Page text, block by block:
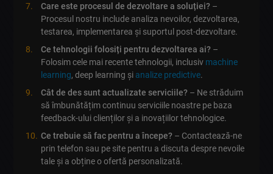
Care este procesul de dezvoltare a soluției? –
Procesul nostru include analiza nevoilor, dezvoltarea,
testarea, implementarea și suportul post-dezvoltare.
Ce tehnologii folosiți pentru dezvoltarea ai? –
Folosim cele mai recente tehnologii, inclusiv machine
learning, deep learning și analize predictive.
Cât de des sunt actualizate serviciile? – Ne străduim
să îmbunătățim continuu serviciile noastre pe baza
feedback-ului clienților și a inovațiilor tehnologice.
Ce trebuie să fac pentru a începe? – Contactează-ne
prin telefon sau pe site pentru a discuta despre nevoile
tale și a obține o ofertă personalizată.